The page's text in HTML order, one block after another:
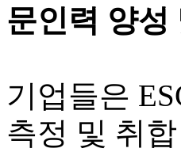
문인력 양성
기업들은
측정 및 취